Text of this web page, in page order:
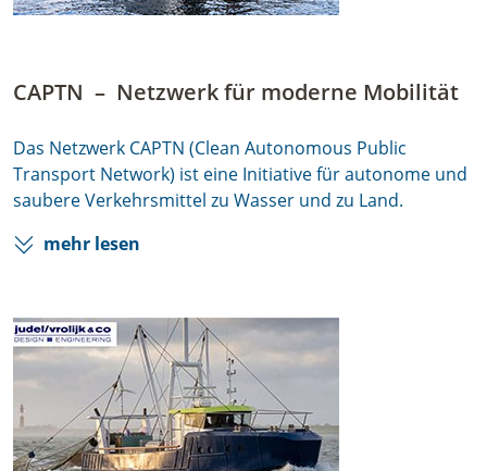
CAPTN – Netzwerk für moderne Mobilität
Das Netzwerk CAPTN (Clean Autonomous Public
Transport Network) ist eine Initiative für autonome und
saubere Verkehrsmittel zu Wasser und zu Land.
mehr lesen